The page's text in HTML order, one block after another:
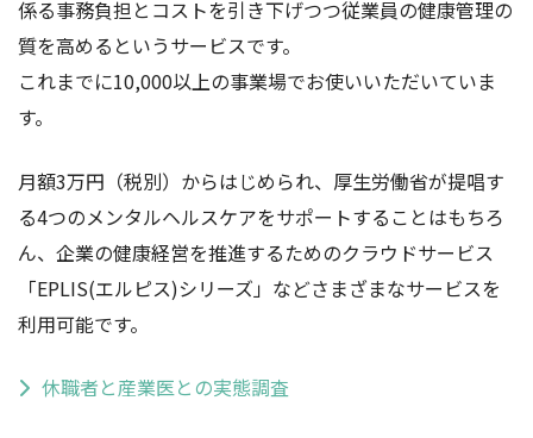
係る事務負担とコストを引き下げつつ従業員の健康管理の
質を高めるというサービスです。
これまでに10,000以上の事業場でお使いいただいていま
す。
月額3万円（税別）からはじめられ、厚生労働省が提唱す
る4つのメンタルヘルスケアをサポートすることはもちろ
ん、企業の健康経営を推進するためのクラウドサービス
「EPLIS(エルピス)シリーズ」などさまざまなサービスを
利用可能です。
休職者と産業医との実態調査